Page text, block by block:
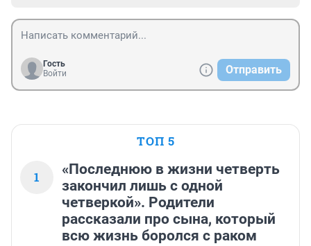
Гость
Войти
Отправить
ТОП 5
1
«Последнюю в жизни четверть
закончил лишь с одной
четверкой». Родители
рассказали про сына, который
всю жизнь боролся с раком